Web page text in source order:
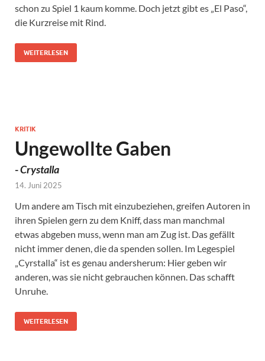
schon zu Spiel 1 kaum komme. Doch jetzt gibt es „El Paso“,
die Kurzreise mit Rind.
WEITERLESEN
KRITIK
Ungewollte Gaben
-Crystalla
14. Juni 2025
Um andere am Tisch mit einzubeziehen, greifen Autoren in
ihren Spielen gern zu dem Kniff, dass man manchmal
etwas abgeben muss, wenn man am Zug ist. Das gefällt
nicht immer denen, die da spenden sollen. Im Legespiel
„Cyrstalla“ ist es genau andersherum: Hier geben wir
anderen, was sie nicht gebrauchen können. Das schafft
Unruhe.
WEITERLESEN